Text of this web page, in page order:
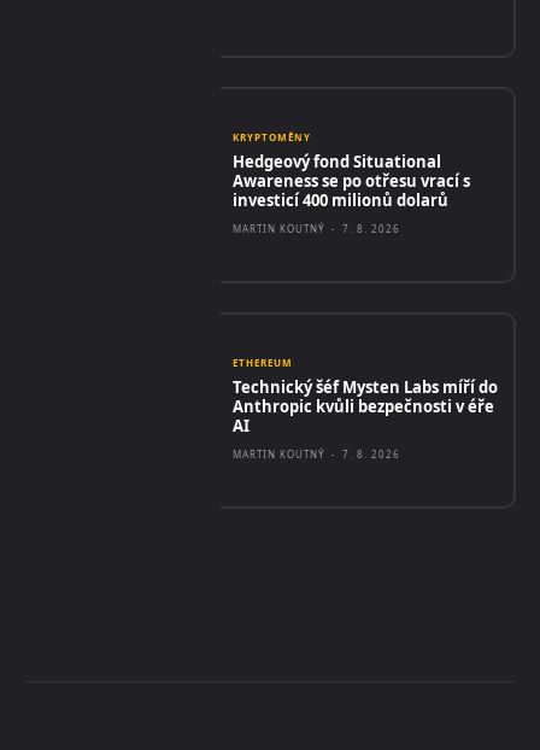
KRYPTOMĚNY
Hedgeový fond Situational
Awareness se po otřesu vrací s
investicí 400 milionů dolarů
MARTIN KOUTNÝ - 7. 8. 2026
ETHEREUM
Technický šéf Mysten Labs míří do
Anthropic kvůli bezpečnosti v éře
AI
MARTIN KOUTNÝ - 7. 8. 2026